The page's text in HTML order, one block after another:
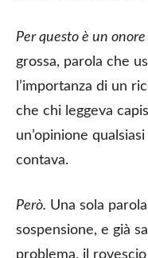
Per questo è un
grossa, parola che
l’importanza di un
che chi leggeva
un’opinione
contava.
Però. Una sola
sospensione, e già
problema, il